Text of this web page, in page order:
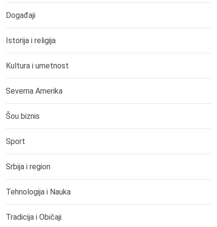
Događaji
Istorija i religija
Kultura i umetnost
Severna Amerika
Šou biznis
Sport
Srbija i region
Tehnologija i Nauka
Tradicija i Običaji